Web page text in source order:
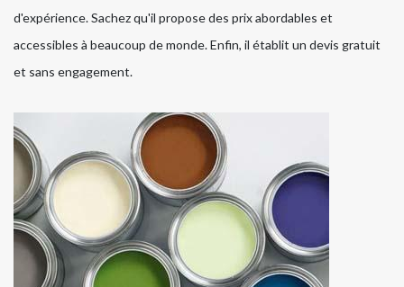
d'expérience. Sachez qu'il propose des prix abordables et
accessibles à beaucoup de monde. Enfin, il établit un devis gratuit
et sans engagement.